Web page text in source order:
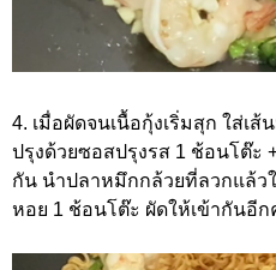
4. เมื่อผัดจนเนื้อกุ้งเริ่มสุก ใส่เ
ปรุงด้วยซอสปรุงรส 1 ช้อนโต๊ะ
กัน นำปลาหมึกกล้วยที่ลวกแล้ว
หอย 1 ช้อนโต๊ะ ผัดให้เข้ากันอีก